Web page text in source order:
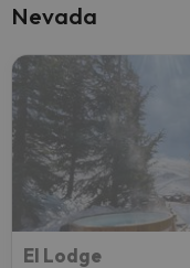
Nevada
El Lodge